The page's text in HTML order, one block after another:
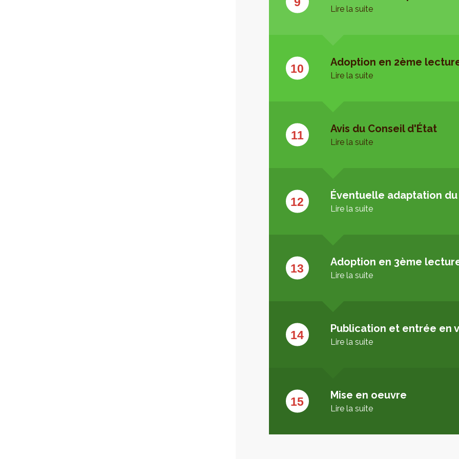
Lire la suite
Adoption en 2ème
Lire la suite
Avis du Conseil d'État
Lire la suite
Éventuelle adaptation
Lire la suite
Adoption en 3ème
Lire la suite
Publication et entrée en
Lire la suite
Mise en oeuvre
Lire la suite